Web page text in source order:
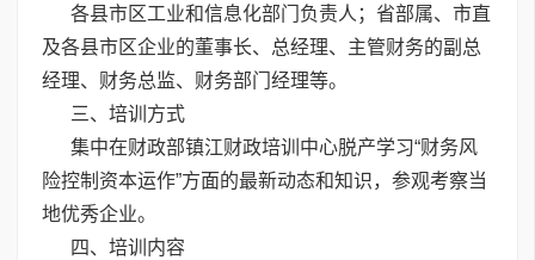
各县市区工业和信息化部门负责人；省部属、市直
及各县市区企业的董事长、总经理、主管财务的副总
经理、财务总监、财务部门经理等。
三、培训方式
集中在财政部镇江财政培训中心脱产学习“财务风
险控制资本运作”方面的最新动态和知识，参观考察当
地优秀企业。
四、培训内容